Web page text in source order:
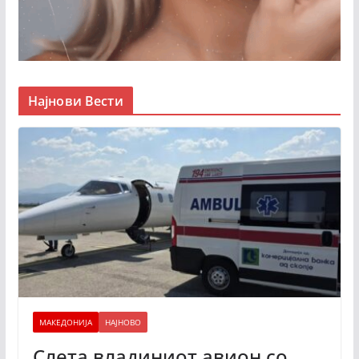
Најнови Вести
МАКЕДОНИЈА НАЈНОВО